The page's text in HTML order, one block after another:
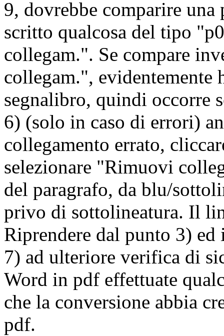
9, dovrebbe comparire
scritto qualcosa del tipo
collegam.". Se compare
collegam.", evidentemente
segnalibro, quindi occorre
6) (solo in caso di errori)
collegamento errato,
selezionare "Rimuovi
del paragrafo, da blu/
privo di sottolineatura. Il
Riprendere dal punto 3)
7) ad ulteriore verifica di
Word in pdf effettuate
che la conversione abbia
pdf.